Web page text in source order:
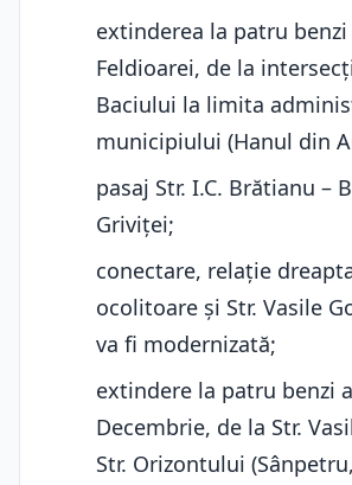
extinderea la patru benzi
Feldioarei, de la
Baciului la limita
municipiului (Hanul din
pasaj Str. I.C. Brătianu –
Griviței;
conectare, relație
ocolitoare și Str. Vasile
va fi modernizată;
extindere la patru benzi
Decembrie, de la Str.
Str. Orizontului